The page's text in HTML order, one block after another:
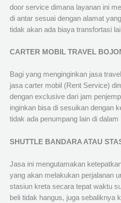
door service dimana layanan ini
di antar sesuai dengan alamat
tidak akan ada biaya transfortasi
CARTER MOBIL TRAVEL
Bagi yang menginginkan jasa
jasa carter mobil (Rent Service)
dengan exclusive dari jam
inginkan bisa di sesuikan dengan
tidak ada penumpang lain di dalam
SHUTTLE BANDARA ATAU
Jasa ini mengutamakan
yang akan melakukan perjalanan
stasiun kreta secara tepat waktu
beli tidak hangus, juga sebaliknya